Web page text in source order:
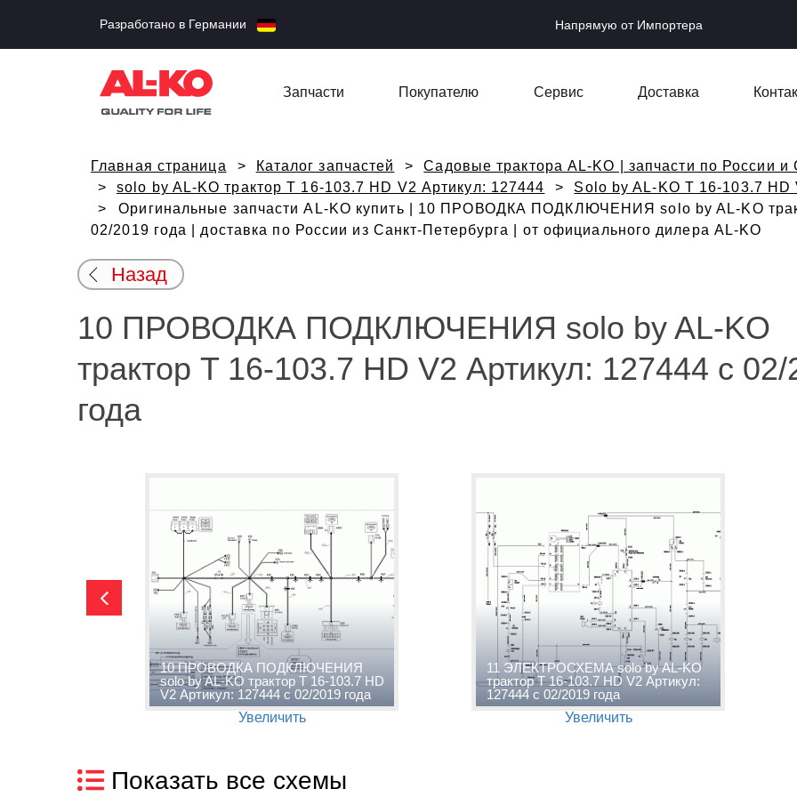
Разработано в Германии Напрямую от Импортера
Запчасти Покупателю Сервис Доставка
Главная страница Каталог запчастей
Садовые трактора AL-KO | запчасти по России
solo by AL-KO трактор T 16-103.7 HD V2 Артикул: 127444
Solo by AL-KO T 16-103.7 HD
Оригинальные запчасти AL-KO купить | 10 ПРОВОДКА ПОДКЛЮЧЕНИЯ solo by AL-KO
02/2019 года | доставка по России из Санкт-Петербурга | от официального дилера AL-KO
Назад
10 ПРОВОДКА ПОДКЛЮЧЕНИЯ solo by AL-KO
трактор T 16-103.7 HD V2 Артикул: 127444 с 02/
года
10 ПРОВОДКА ПОДКЛЮЧЕНИЯ
solo by AL-KO трактор T 16-103.7 HD
V2 Артикул: 127444 с 02/2019 года
Увеличить
11 ЭЛЕКТРОСХЕМА solo by AL-KO
трактор T 16-103.7 HD V2 Артикул:
127444 с 02/2019 года
Увеличить
Показать все схемы